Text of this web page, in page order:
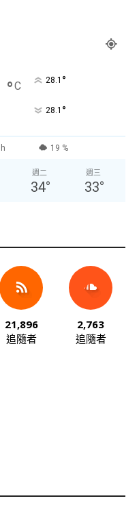
°C 28.1 °
28.1 °
19 %
週二
34°
週三
33°
21,896
追隨者
2,763
追隨者